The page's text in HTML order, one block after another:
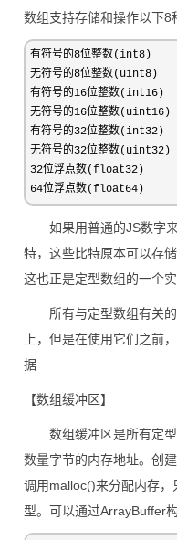
数组支持存储和操作以下8
有符号的8位整数(int8)
无符号的8位整数(uint8)
有符号的16位整数(int16)
无符号的16位整数(uint16)
有符号的32位整数(int32)
无符号的32位整数(uint32)
32位浮点数(float32)
64位浮点数(float64)
如果用普通的JS数字来
特，这些比特原本可以存
这也正是定型数组的一个
所有与定型数组有关的
上，但是在使用它们之前
据
【数组缓冲区】
数组缓冲区是所有定型
数量字节的内存地址。创
调用malloc()来分配内存
型。可以通过ArrayBuffer